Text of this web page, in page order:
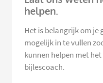
helpen.
Het is belangrijk om je
mogelijk in te vullen
kunnen helpen met
bijlescoach.